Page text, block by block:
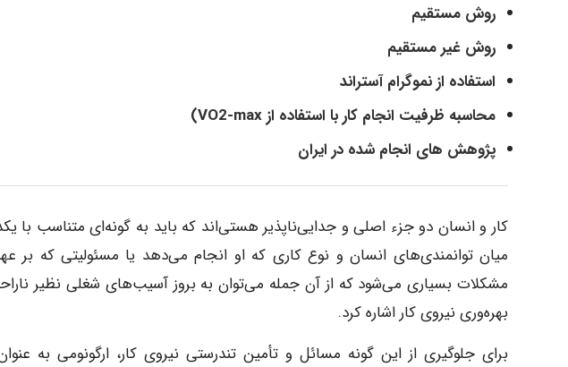
روش مستقیم
روش غیر مستقیم
استفاده از نموگرام آستراند
محاسبه ظرفیت انجام کار با استفاده از VO2-max)
پژوهش های انجام شده در ایران
کار و انسان دو جزء اصلی و جدایی‌ناپذیر هستی‌اند که باید به گونه‌ای متناسب با
میان توانمندی‌های انسان و نوع کاری که او انجام می‌دهد یا مسئولیتی که بر
مشکلات بسیاری می‌شود که از آن جمله می‌توان به بروز آسیب‌های شغلی نظیر
بهره‌وری نیروی کار اشاره کرد.
برای جلوگیری از این گونه مسائل و تأمین تندرستی نیروی کار، ارگونومی به